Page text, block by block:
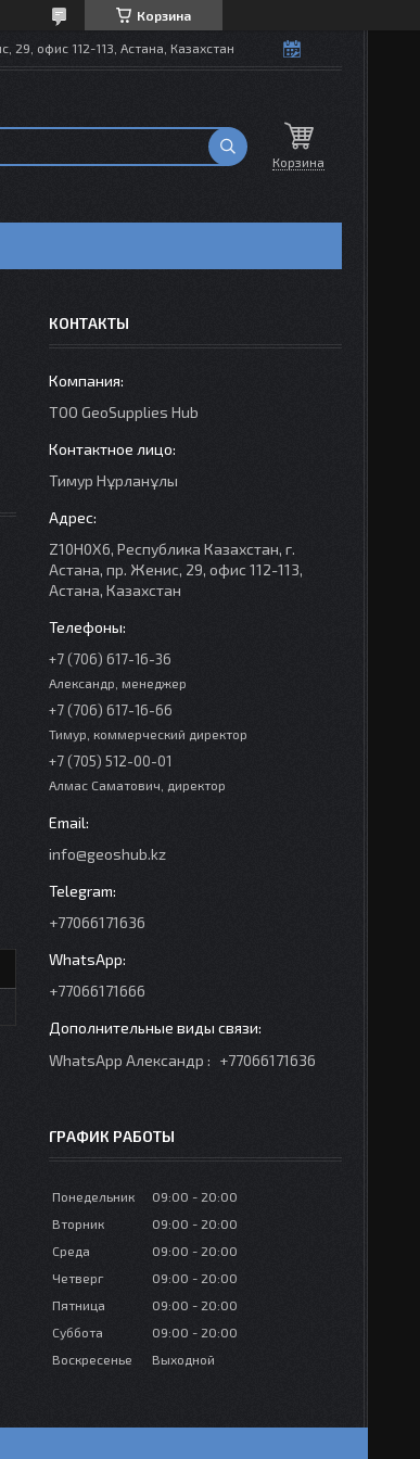
Корзина
29, офис 112-113, Астана, Казахстан
Корзина
КОНТАКТЫ
TOO GeoSupplies Hub
Тимур Нұрланұлы
Z10H0X6, Республика Казахстан, г.
Астана, пр. Женис, 29, офис 112-113,
Астана, Казахстан
+7 (706) 617-16-36
Александр, менеджер
+7 (706) 617-16-66
Тимур, коммерческий директор
+7 (705) 512-00-01
Алмас Саматович, директор
info@geoshub.kz
+77066171636
+77066171666
WhatsApp Александр +77066171636
ГРАФИК РАБОТЫ
Понедельник 09:00
20:00
Вторник
09:00
20:00
Среда
09:00
20:00
Четверг
09:00
20:00
Пятница
09:00
20:00
Суббота
09:00
20:00
Воскресенье
Выходной